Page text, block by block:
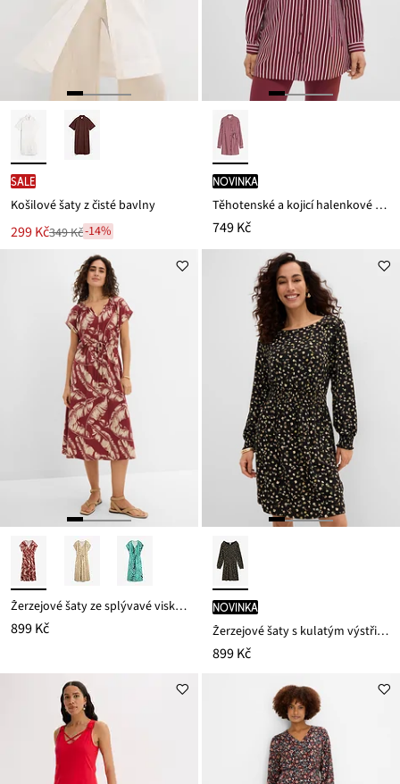
SALE
Košilové šaty z čisté bavlny
Nová
cena
299 Kč
Zlevněno349 Kč-14%
novinka
Těhotenské a kojicí halenkové šaty 2 v 1, ze splývavé viskózy
749 Kč
Žerzejové šaty ze splývavé viskózové směsi
899 Kč
novinka
Žerzejové šaty s kulatým výstřihem
899 Kč